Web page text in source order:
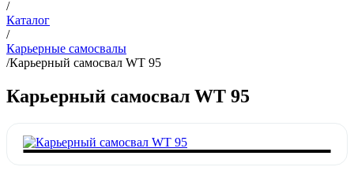
/
Каталог
/
Карьерные самосвалы
/Карьерный самосвал WT 95
Карьерный самосвал WT 95